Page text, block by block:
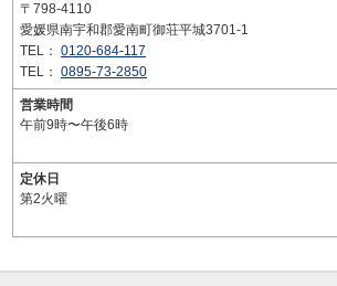
〒798-4110
愛媛県南宇和郡愛南町御荘平城3701-1
TEL： 0120-684-117
TEL： 0895-73-2850
営業時間
午前9時〜午後6時
定休日
第2火曜